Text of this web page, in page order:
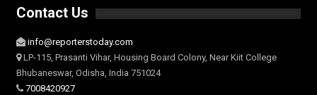
Contact Us
info@reporterstoday.com
LP-115, Prasanti Vihar, Housing Board Colony, Near Kiit College
Bhubaneswar, Odisha, India 751024
7008420927